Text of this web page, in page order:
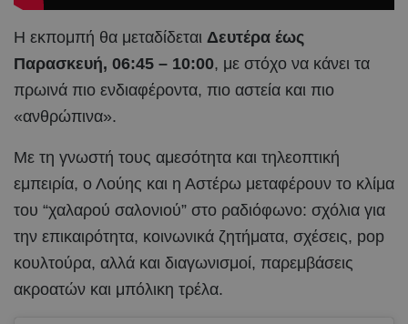
Η εκπομπή θα μεταδίδεται Δευτέρα έως
Παρασκευή, 06:45 – 10:00, με στόχο να κάνει τα
πρωινά πιο ενδιαφέροντα, πιο αστεία και πιο
«ανθρώπινα».
Με τη γνωστή τους αμεσότητα και τηλεοπτική
εμπειρία, ο Λούης και η Αστέρω μεταφέρουν το κλίμα
του “χαλαρού σαλονιού” στο ραδιόφωνο: σχόλια για
την επικαιρότητα, κοινωνικά ζητήματα, σχέσεις, pop
κουλτούρα, αλλά και διαγωνισμοί, παρεμβάσεις
ακροατών και μπόλικη τρέλα.